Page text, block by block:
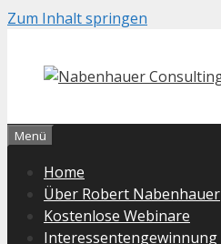
Zum Inhalt springen
Menü
Home
Über Robert Nabenhauer
Kostenlose Webinare
Interessentengewinnung